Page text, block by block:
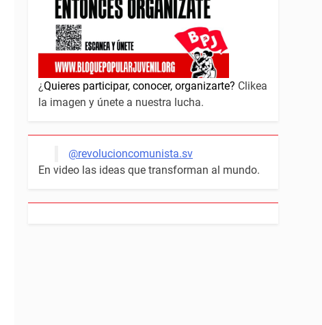
¿Quieres participar, conocer, organizarte? Clikea
la imagen y únete a nuestra lucha.
@revolucioncomunista.sv
En video las ideas que transforman al mundo.